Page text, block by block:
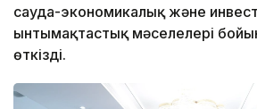
сауда-экономикалық және
ынтымақтастық мәселелері
өткізді.